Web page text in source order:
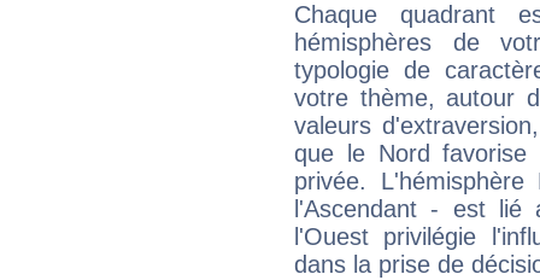
Chaque quadrant
hémisphères de
typologie de
votre thème, autour
valeurs
que le Nord favorise
privée.
l'Ascendant - est
l'Ouest privilégie
dans la prise de